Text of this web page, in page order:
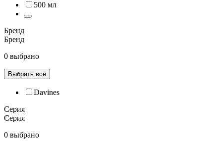
500 мл
Бренд
Бренд
0 выбрано
Выбрать всё
Davines
Серия
Серия
0 выбрано